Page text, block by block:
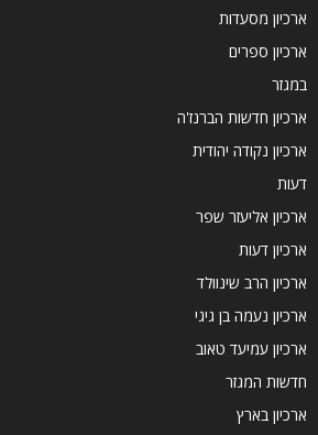
ארכיון מסעדות
ארכיון ספרים
במגזר
ארכיון חדשות הברנז'ה
ארכיון נקודה יהודית
דעות
ארכיון אליעזר שפר
ארכיון דעות
ארכיון הרב שינוולד
ארכיון נעמה בן גיגי
ארכיון עמיעד טאוב
חדשות המגזר
ארכיון בארץ